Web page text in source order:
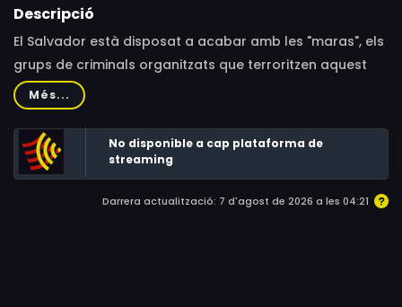
Descripció
El Salvador està disposat a acabar amb les "maras", els
grups de criminals organitzats que terroritzen aquest
país i d'altres de l'Amèrica Central. Des de fa un any,
15.000 presoners d'aquestes organitzacions, la majoria
dels quals mai no en sortiran vius, omplen el CECOT
(Centre de Contenció del Terrorisme), considerada la
presó més gran i dura del món. Aquesta presó és el
màxim exponent de la guerra contra les bandes que ha
Més...
No disponible a cap plataforma de
streaming
Darrera actualització: 7 d'agost de 2026 a les 04:21